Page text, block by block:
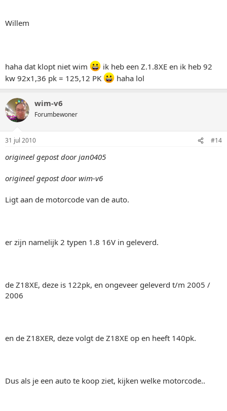
Willem
haha dat klopt niet wim
ik heb een Z.1.8XE en ik heb 92
kw 92x1,36 pk = 125,12 PK
haha lol
wim-v6
Forumbewoner
31 jul 2010 #14
origineel gepost door jan0405
origineel gepost door wim-v6
Ligt aan de motorcode van de auto.
er zijn namelijk 2 typen 1.8 16V in geleverd.
de Z18XE, deze is 122pk, en ongeveer geleverd t/m 2005 /
2006
en de Z18XER, deze volgt de Z18XE op en heeft 140pk.
Dus als je een auto te koop ziet, kijken welke motorcode..